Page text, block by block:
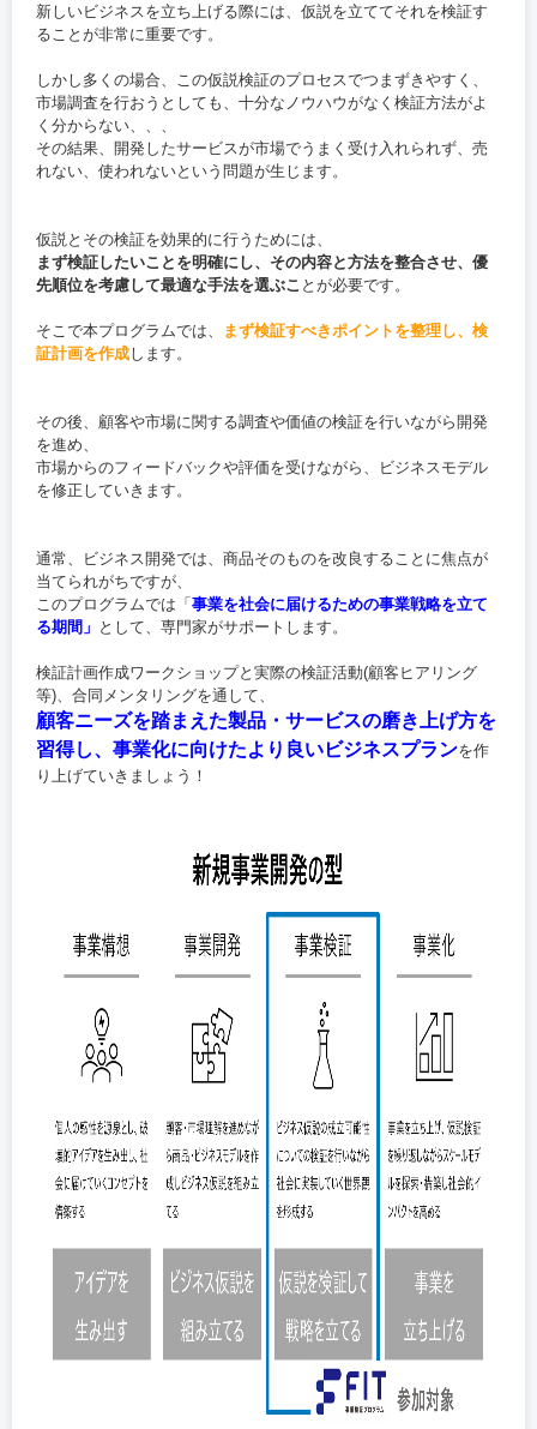
新しいビジネスを立ち上げる際には、仮説を立ててそれを検証す
ることが非常に重要です。
しかし多くの場合、この仮説検証のプロセスでつまずきやすく、
市場調査を行おうとしても、十分なノウハウがなく検証方法がよ
く分からない、、、
その結果、開発したサービスが市場でうまく受け入れられず、売
れない、使われないという問題が生じます。
仮説とその検証を効果的に行うためには、
まず検証したいことを明確にし、その内容と方法を整合させ、優
先順位を考慮して最適な手法を選ぶこ とが必要です。
そこで本プログラムでは、
まず検証すべきポイントを整理し、検
証計画を作成します。
その後、顧客や市場に関する調査や価値の検証を行いながら開発
を進め、
市場からのフィードバックや評価を受けながら、ビジネスモデル
を修正していきます。
通常、ビジネス開発では、商品そのものを改良することに焦点が
当てられがちですが、
このプログラムでは「 事業を社会に届けるための事業戦略を立て
る期間」 として、専門家がサポートします。
検証計画作成ワークショップと実際の検証活動(顧客ヒアリング
等)、合同メンタリングを通して、
顧客ニーズを踏まえた製品・サービスの磨き上げ方を
習得し、事業化に向けたより良いビジネスプランを作
り上げていきましょう！